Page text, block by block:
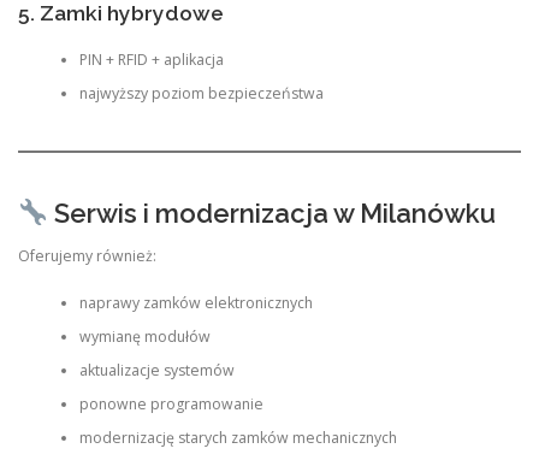
5. Zamki hybrydowe
PIN + RFID + aplikacja
najwyższy poziom bezpieczeństwa
Serwis i modernizacja w Milanówku
Oferujemy również:
naprawy zamków elektronicznych
wymianę modułów
aktualizacje systemów
ponowne programowanie
modernizację starych zamków mechanicznych